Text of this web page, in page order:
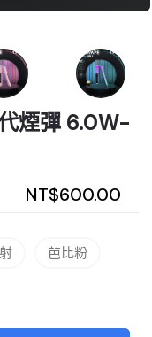
煙彈 6.0W-
NT$600.00
芭比粉